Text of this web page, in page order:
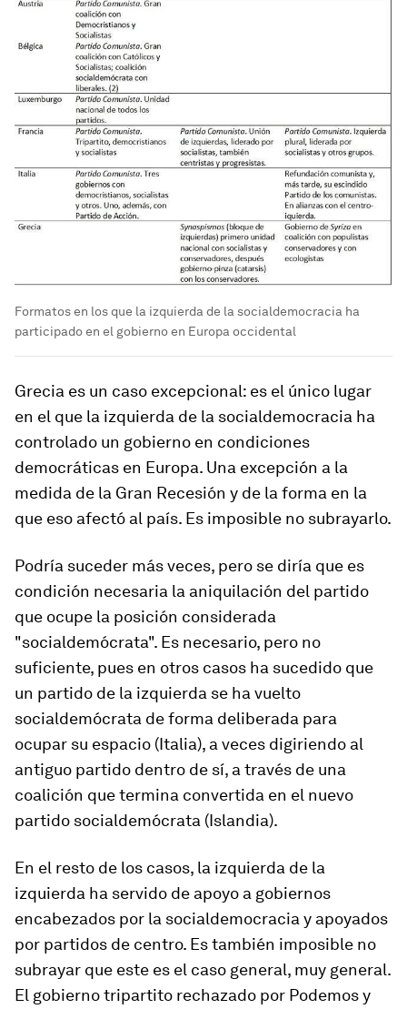
Formatos en los que la izquierda de la socialdemocracia ha
participado en el gobierno en Europa occidental
Grecia es un caso excepcional: es el único lugar
en el que la izquierda de la socialdemocracia ha
controlado un gobierno en condiciones
democráticas en Europa. Una excepción a la
medida de la Gran Recesión y de la forma en la
que eso afectó al país. Es imposible no subrayarlo.
Podría suceder más veces, pero se diría que es
condición necesaria la aniquilación del partido
que ocupe la posición considerada
"socialdemócrata". Es necesario, pero no
suficiente, pues en otros casos ha sucedido que
un partido de la izquierda se ha vuelto
socialdemócrata de forma deliberada para
ocupar su espacio (Italia), a veces digiriendo al
antiguo partido dentro de sí, a través de una
coalición que termina convertida en el nuevo
partido socialdemócrata (Islandia).
En el resto de los casos, la izquierda de la
izquierda ha servido de apoyo a gobiernos
encabezados por la socialdemocracia y apoyados
por partidos de centro. Es también imposible no
subrayar que este es el caso general, muy general.
El gobierno tripartito rechazado por Podemos y